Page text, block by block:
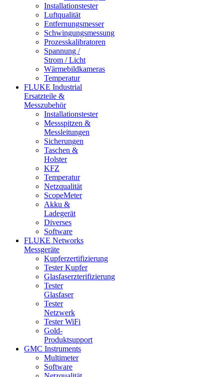
Installationstester
Luftqualität
Entfernungsmesser
Schwingungsmessung
Prozesskalibratoren
Spannung /
Strom / Licht
Wärmebildkameras
Temperatur
FLUKE Industrial
Ersatzteile &
Messzubehör
Installationstester
Messspitzen &
Messleitungen
Sicherungen
Taschen &
Holster
KFZ
Temperatur
Netzqualität
ScopeMeter
Akku &
Ladegerät
Diverses
Software
FLUKE Networks
Messgeräte
Kupferzertifizierung
Tester Kupfer
Glasfaserzterifizierung
Tester
Glasfaser
Tester
Netzwerk
Tester WiFi
Gold-
Produktsupport
GMC Instruments
Multimeter
Software